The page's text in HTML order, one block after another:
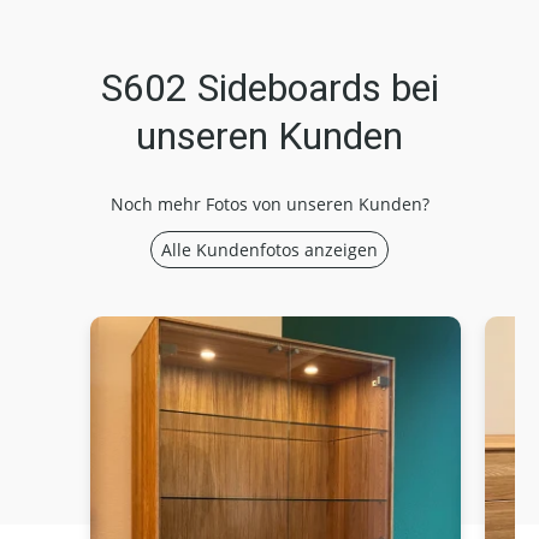
S602 Sideboards bei
unseren Kunden
Noch mehr Fotos von unseren Kunden?
Alle Kundenfotos anzeigen